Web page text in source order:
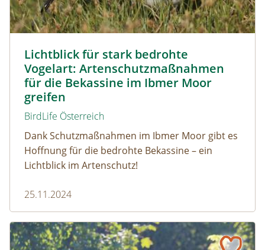
Lichtblick für stark bedrohte
Vogelart: Artenschutzmaßnahmen
für die Bekassine im Ibmer Moor
greifen
BirdLife Österreich
Dank Schutzmaßnahmen im Ibmer Moor gibt es
Hoffnung für die bedrohte Bekassine – ein
Lichtblick im Artenschutz!
25.11.2024
Stadtwildnis retten: Die Pfadfindergruppe 31 - Stadlau